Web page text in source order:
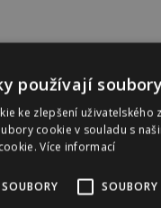
používají
ke zlepšení uživatelského
cookie v souladu s
Více informací